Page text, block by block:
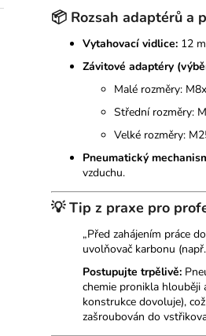
📦 Rozsah adaptérů a
Vytahovací vidlice: 12
Závitové adaptéry
Malé rozměry:
Střední rozměry:
Velké rozměry:
Pneumatický
vzduchu.
💡 Tip z praxe pro
„Před zahájením práce
uvolňovač karbonu
Postupujte trpělivě:
chemie pronikla hlouběji
konstrukce dovoluje),
zašroubován do